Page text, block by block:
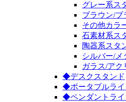
グレー系ス
ブラウン/ブ
その他カラ
石素材系ス
陶器系スタ
シルバー/メ
ガラス/アク
◆デスクスタンド
◆ポータブルライ
◆ペンダントライ